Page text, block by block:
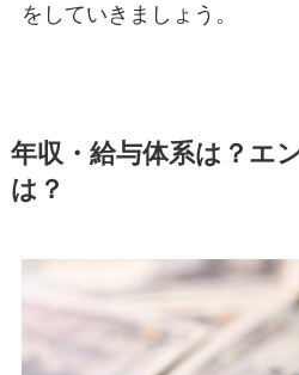
をしていきましょう。
年収・給与体系は？エ
は？